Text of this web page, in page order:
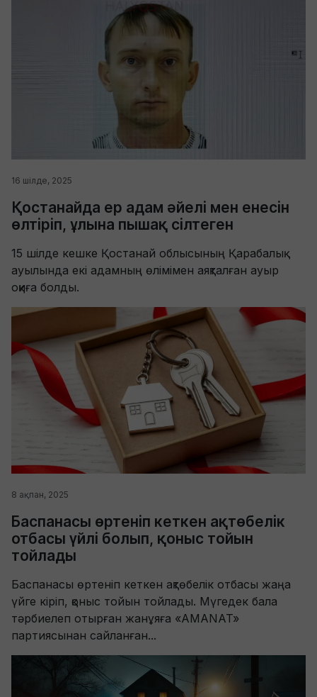
16 шілде, 2025
Қостанайда ер адам әйелі мен енесін
өлтіріп, ұлына пышақ сілтеген
15 шілде кешке Қостанай облысының Қарабалық
ауылында екі адамның өлімімен аяқталған ауыр
оқиға болды.
8 ақпан, 2025
Баспанасы өртеніп кеткен ақтөбелік
отбасы үйлі болып, қоныс тойын
тойлады
Баспанасы өртеніп кеткен ақтөбелік отбасы жаңа
үйге кіріп, қоныс тойын тойлады. Мүгедек бала
тәрбиелеп отырған жанұяға «AMANAT»
партиясынан сайланған...